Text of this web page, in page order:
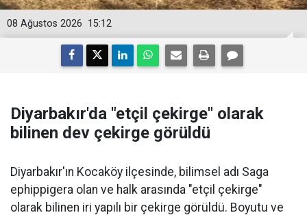
15:12
08 Ağustos 2026
Diyarbakır'da "etçil çekirge" olarak
bilinen dev çekirge görüldü
Diyarbakır'ın Kocaköy ilçesinde, bilimsel adı Saga
ephippigera olan ve halk arasında "etçil çekirge"
olarak bilinen iri yapılı bir çekirge görüldü. Boyutu ve